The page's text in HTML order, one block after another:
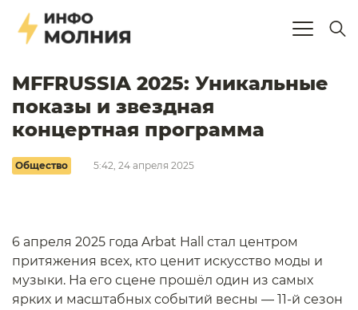
MFFRUSSIA 2025: Уникальные
показы и звездная
концертная программа
Общество 5:42, 24 апреля 2025
6 апреля 2025 года Arbat Hall стал центром
притяжения всех, кто ценит искусство моды и
музыки. На его сцене прошёл один из самых
ярких и масштабных событий весны — 11-й сезон